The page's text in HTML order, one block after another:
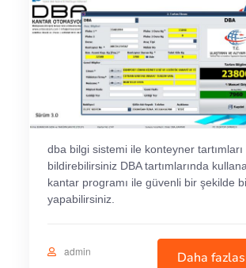
dba bilgi sistemi ile konteyner tartımları
bildirebilirsiniz DBA tartımlarında
kantar programı ile güvenli bir şekilde
yapabilirsiniz.
admin Daha